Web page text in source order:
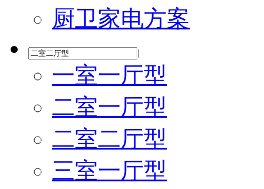
厨卫家电方案
|
一室一厅型
二室一厅型
二室二厅型
三室一厅型